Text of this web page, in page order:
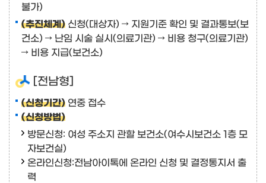
불가)
(추진체계) 신청(대상자) → 지원기준 확인 및 결과통보(보
건소) → 난임 시술 실시(의료기관) → 비용 청구(의료기관)
→ 비용 지급(보건소)
[전남형]
(신청기간) 연중 접수
(신청방법)
방문신청: 여성 주소지 관할 보건소(여수시보건소 1층 모
자보건실)
온라인신청:전남아이톡에 온라인 신청 및 결정통지서 출
력